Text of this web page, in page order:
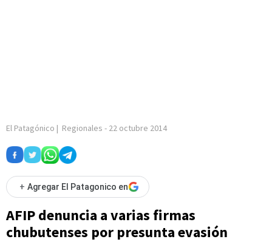
El Patagónico | Regionales - 22 octubre 2014
+ Agregar El Patagonico en
AFIP denuncia a varias firmas
chubutenses por presunta evasión